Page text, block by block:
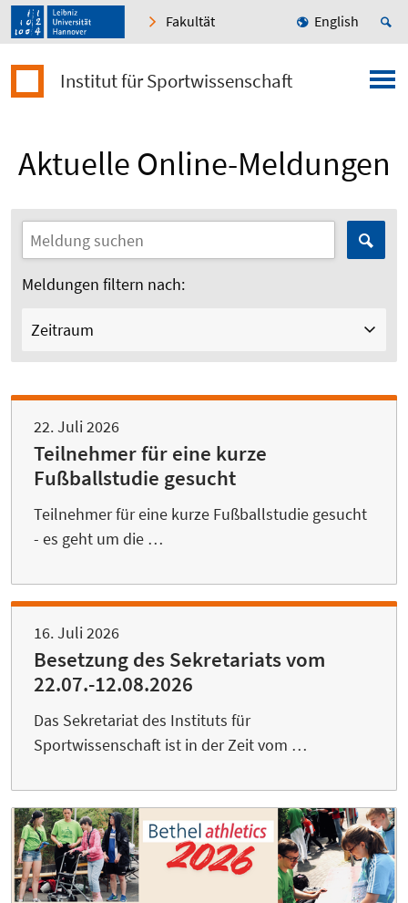
Fakultät English
Institut für Sportwissenschaft
Aktuelle Online-Meldungen
Meldungen filtern nach:
Zeitraum
22. Juli 2026
Teilnehmer für eine kurze
Fußballstudie gesucht
Teilnehmer für eine kurze Fußballstudie gesucht
- es geht um die …
16. Juli 2026
Besetzung des Sekretariats vom
22.07.-12.08.2026
Das Sekretariat des Instituts für
Sportwissenschaft ist in der Zeit vom …